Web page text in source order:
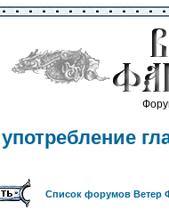
Список форумов Ветер